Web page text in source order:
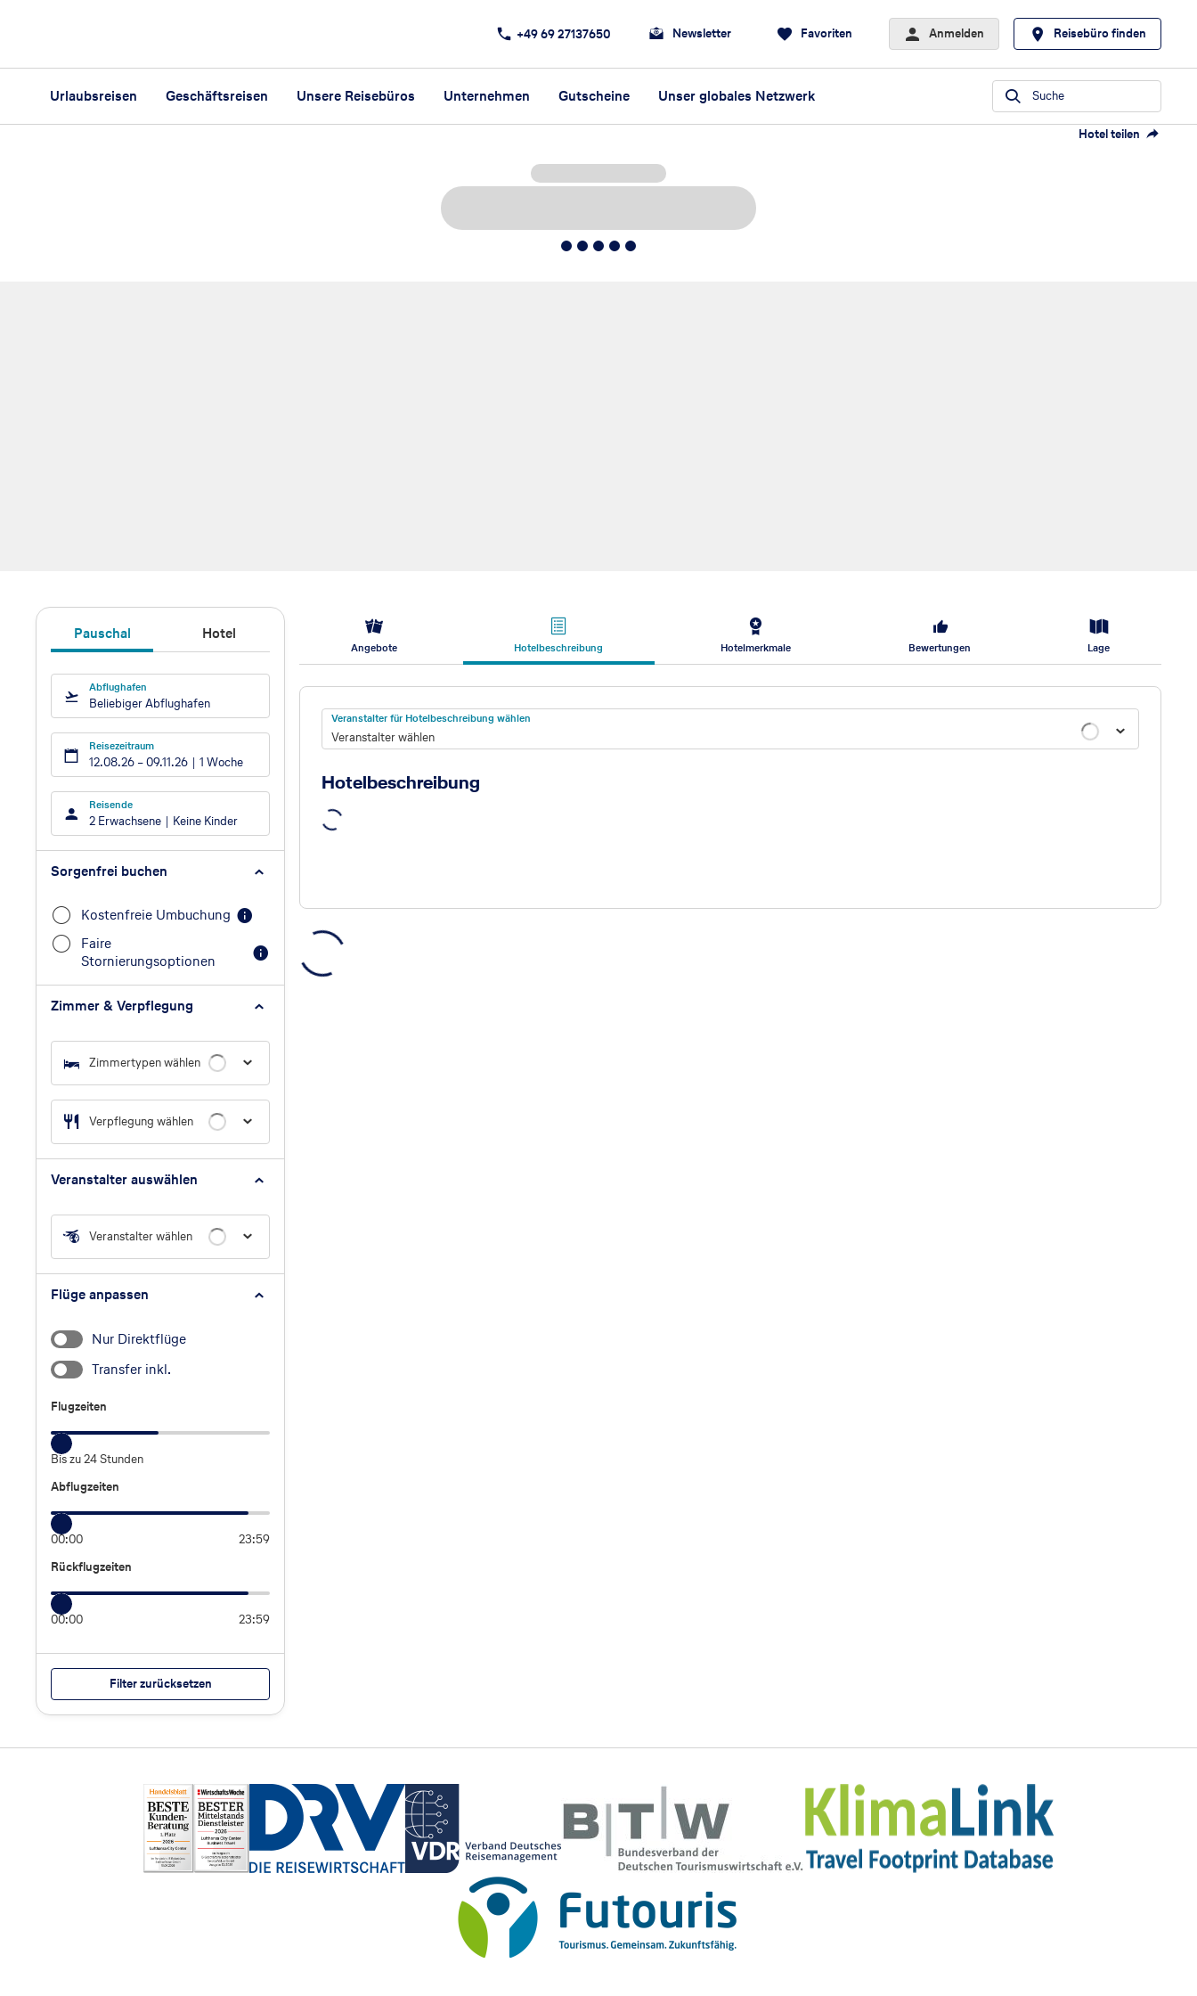
+49 69 27137650 Newsletter Favoriten Anmelden Reisebüro finden
Urlaubsreisen Geschäftsreisen Unsere Reisebüros Unternehmen Gutscheine Unser globales Netzwerk Suche
Hotel teilen
5
Pauschal Hotel
Abflughafen
Beliebiger Abflughafen
Reisezeitraum
12.08.26 –09.11.26 1 Woche
Reisende
2 Erwachsene Keine Kinder
Sorgenfrei buchen
Kostenfreie Umbuchung
Faire
Stornierungsoptionen
Zimmer & Verpflegung
Zimmertypen wählen
Verpflegung wählen
Veranstalter auswählen
Veranstalter wählen
Flüge anpassen
Nur Direktflüge
Transfer inkl.
Flugzeiten
Flugzeiten
Bis zu 24 Stunden
Abflugzeiten
Abflugzeiten
00:00 23:59
Rückflugzeiten
Rückflugzeiten
00:00 23:59
Filter zurücksetzen
Angebote Hotelbeschreibung Hotelmerkmale Bewertungen Lage
Hotelbeschreibung
Veranstalter für Hotelbeschreibung wählen
Veranstalter wählen
Hotelbeschreibung